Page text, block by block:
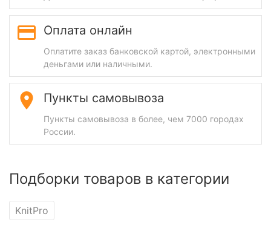
Оплата онлайн
Оплатите заказ банковской картой, электронными
деньгами или наличными.
Пункты самовывоза
Пункты самовывоза в более, чем 7000 городах
России.
Подборки товаров в категории
KnitPro